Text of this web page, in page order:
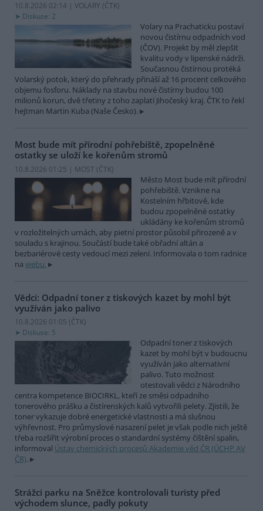
10.8.2026 02:14 | VOLARY (ČTK)
Diskuse: 2
Volary na Prachaticku postaví
novou čistírnu odpadních vod
(ČOV). Projekt by měl zlepšit
kvalitu vody v lipenské nádrži.
Současnou čistírnou protéká
Volarský potok, který do přehrady přináší až 16 procent celkového
objemu fosforu. Náklady na stavbu nové čistírny budou 100
milionů korun, dvě třetiny z toho zaplatí Jihočeský kraj. ČTK to řekl
hejtman Martin Kuba (Naše Česko).
Most bude mít přírodní pohřebiště, zpopelněné
ostatky se uloží ke kořenům stromů
10.8.2026 01:25 | MOST (ČTK)
Město Most bude mít přírodní
pohřebiště. Vznikne na
Kostelním hřbitově, kde
budou zpopelněné ostatky
ukládány ke kořenům stromů
v rozložitelných urnách, aby pietní prostor působil přirozeně a v
souladu s krajinou. Součástí bude také obřadní altán a
bezbariérové cesty vedoucí mezi zelení. Informovala o tom radnice
na webu.
Vědci: Odpadní toner z tiskových kazet by mohl být
využíván jako palivo
10.8.2026 01:05 (ČTK)
Diskuse: 5
Odpadní toner z tiskových
kazet by mohl být v budoucnu
využíván jako alternativní
palivo. Tuto možnost
otestovali vědci z Národního
centra kompetence BIOCIRKL, kteří ze směsi odpadního
tonerového prášku a čistírenských kalů vytvořili pelety. Zjistili, že
toner vykazuje dobré energetické vlastnosti a má slušnou
výhřevnost. Pro průmyslové nasazení pelet je však podle nich ještě
třeba rozšířit výrobní proces o standardní systémy čištění spalin,
informoval Ústav chemických procesů Akademie věd ČR (ÚCHP AV
ČR).
Strážci parku na Sněžce kontrolovali turisty před
východem slunce, padly pokuty